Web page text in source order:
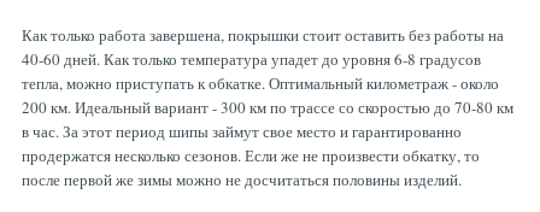
Как только работа завершена, покрышки стоит оставить без работы на
40-60 дней. Как только температура упадет до уровня 6-8 градусов
тепла, можно приступать к обкатке. Оптимальный километраж - около
200 км. Идеальный вариант - 300 км по трассе со скоростью до 70-80 км
в час. За этот период шипы займут свое место и гарантированно
продержатся несколько сезонов. Если же не произвести обкатку, то
после первой же зимы можно не досчитаться половины изделий.